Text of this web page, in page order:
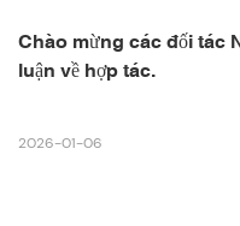
Chào mừng các đối tác
luận về hợp tác.
2026-01-06